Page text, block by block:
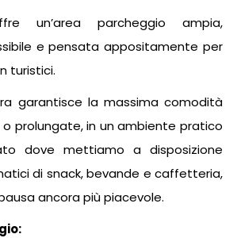
un’area parcheggio ampia,
e pensata appositamente per
turistici.
garantisce la massima comodità
prolungate, in un ambiente pratico
dove mettiamo a disposizione
di snack, bevande e caffetteria,
ancora più piacevole.